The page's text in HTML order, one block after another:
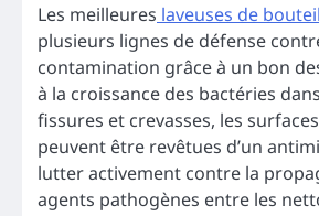
Les meilleures laveuses de
plusieurs lignes de défense
contamination grâce à un bon
à la croissance des bactéries
fissures et crevasses, les
peuvent être revêtues d’un
lutter activement contre la
agents pathogènes entre les